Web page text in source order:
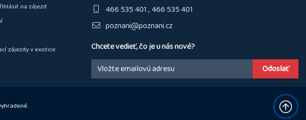
na zájezd
zájezdy v exotice
466 535 401 466 535 401
poznani@poznani.cz
Chcete vedieť, čo je u nás nové?
Email: